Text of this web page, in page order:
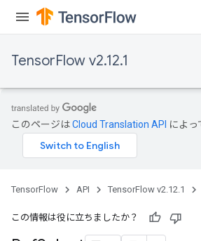
TensorFlow v2.12.1
このページはCloud Translation API によっ
TensorFlow API TensorFlow v2.12.1
この情報は役に立ちましたか？